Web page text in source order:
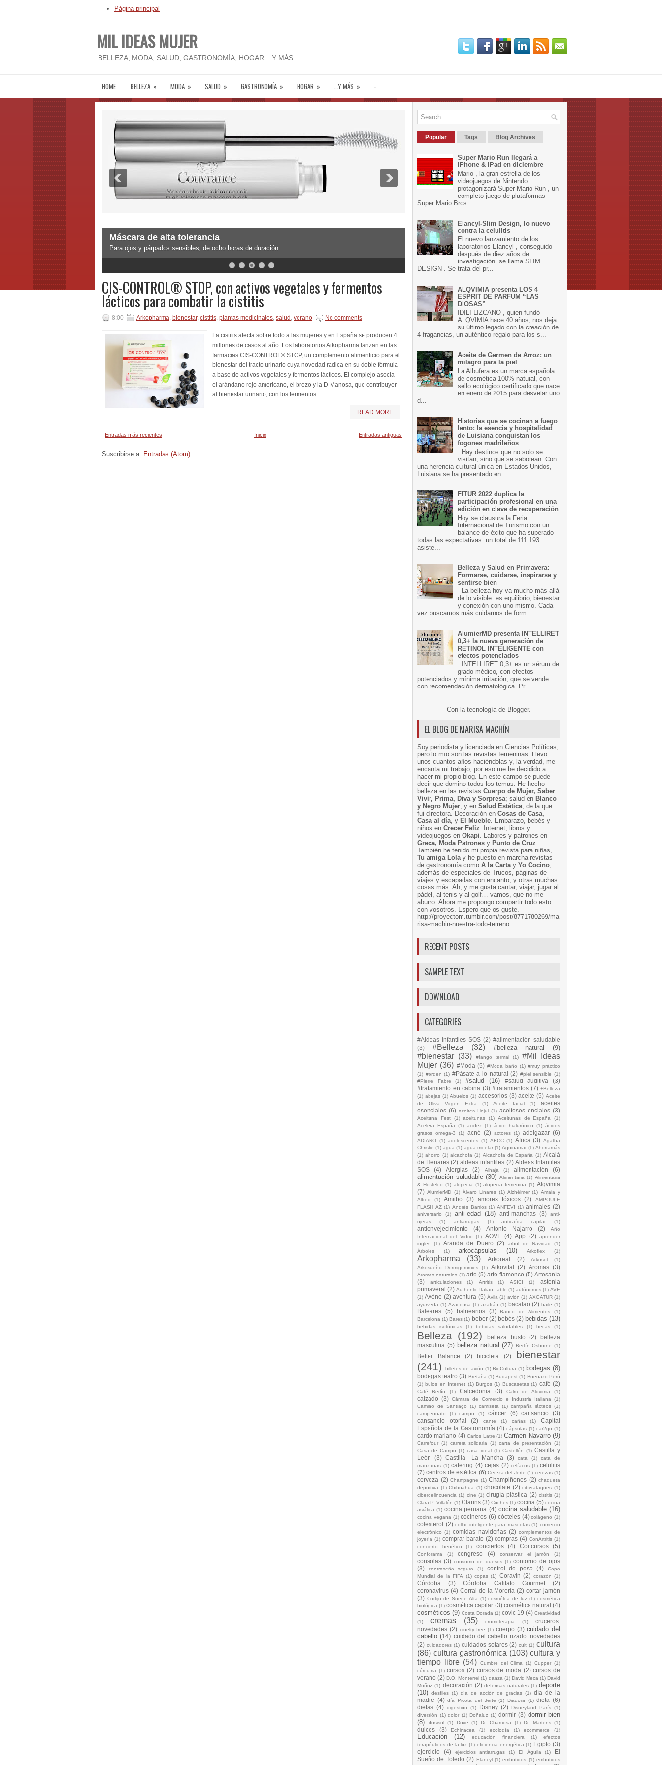
Página principal
MIL IDEAS MUJER
BELLEZA, MODA, SALUD, GASTRONOMÍA, HOGAR... Y MÁS
HOME BELLEZA » MODA » SALUD » GASTRONOMÍA » HOGAR » ...Y MÁS » -
Máscara de alta tolerancia
Para ojos y párpados sensibles, de ocho horas de duración
3 4 5
CIS-CONTROL® STOP, con activos vegetales y fermentos
lácticos para combatir la cistitis
8:00 Arkopharma, bienestar, cistitis, plantas medicinales, salud , verano No comments
La cistitis afecta sobre todo a las mujeres y en España se producen 4
millones de casos al año. Los laboratorios Arkopharma lanzan en las
farmacias CIS-CONTROL® STOP, un complemento alimenticio para el
bienestar del tracto urinario cuya novedad radica en su doble fórmula
a base de activos vegetales y fermentos lácticos. El complejo asocia
el arándano rojo americano, el brezo y la D-Manosa, que contribuyen
al bienestar urinario, con los fermentos...
READ MORE
Entradas más recientes Entradas antiguas
Inicio
Suscribirse a: Entradas (Atom)
Popular Tags Blog Archives
Super Mario Run llegará a
iPhone & iPad en diciembre
Mario , la gran estrella de los
videojuegos de Nintendo
protagonizará Super Mario Run , un
completo juego de plataformas
Super Mario Bros. ...
Elancyl-Slim Design, lo nuevo
contra la celulitis
El nuevo lanzamiento de los
laboratorios Elancyl , conseguido
después de diez años de
investigación, se llama SLIM
DESIGN . Se trata del pr...
ALQVIMIA presenta LOS 4
ESPRIT DE PARFUM “LAS
DIOSAS”
IDILI LIZCANO , quien fundó
ALQVIMIA hace 40 años, nos deja
su último legado con la creación de
4 fragancias, un auténtico regalo para los s...
Aceite de Germen de Arroz: un
milagro para la piel
La Albufera es un marca española
de cosmética 100% natural, con
sello ecológico certificado que nace
en enero de 2015 para desvelar uno
d...
Historias que se cocinan a fuego
lento: la esencia y hospitalidad
de Luisiana conquistan los
fogones madrileños
Hay destinos que no solo se
visitan, sino que se saborean. Con
una herencia cultural única en Estados Unidos,
Luisiana se ha presentado en...
FITUR 2022 duplica la
participación profesional en una
edición en clave de recuperación
Hoy se clausura la Feria
Internacional de Turismo con un
balance de éxito que ha superado
todas las expectativas: un total de 111.193
asiste...
Belleza y Salud en Primavera:
Formarse, cuidarse, inspirarse y
sentirse bien
La belleza hoy va mucho más allá
de lo visible: es equilibrio, bienestar
y conexión con uno mismo. Cada
vez buscamos más cuidarnos de form...
AlumierMD presenta INTELLIRET
0,3+ la nueva generación de
RETINOL INTELIGENTE con
efectos potenciados
INTELLIRET 0,3+ es un sérum de
grado médico, con efectos
potenciados y mínima irritación, que se vende
con recomendación dermatológica. Pr...
Con la tecnología de Blogger.
EL BLOG DE MARISA MACHÍN
Soy periodista y licenciada en Ciencias Políticas,
pero lo mío son las revistas femeninas. Llevo
unos cuantos años haciéndolas y, la verdad, me
encanta mi trabajo, por eso me he decidido a
hacer mi propio blog. En este campo se puede
decir que domino todos los temas. He hecho
belleza en las revistas Cuerpo de Mujer, Saber
Vivir, Prima, Diva y Sorpresa; salud en Blanco
y Negro Mujer, y en Salud Estética, de la que
fui directora. Decoración en Cosas de Casa,
Casa al día, y El Mueble. Embarazo, bebés y
niños en Crecer Feliz. Internet, libros y
videojuegos en Okapi. Labores y patrones en
Greca, Moda Patrones y Punto de Cruz.
También he tenido mi propia revista para niñas,
Tu amiga Lolay he puesto en marcha revistas
de gastronomía como A la Cartay Yo Cocino,
además de especiales de Trucos, páginas de
viajes y escapadas con encanto, y otras muchas
cosas más. Ah, y me gusta cantar, viajar, jugar al
pádel, al tenis y al golf… vamos, que no me
aburro. Ahora me propongo compartir todo esto
con vosotros. Espero que os guste.
http://proyectom.tumblr.com/post/8771780269/ma
risa-machin-nuestra-todo-terreno
RECENT POSTS
SAMPLE TEXT
DOWNLOAD
CATEGORIES
#Aldeas Infantiles SOS (2) #alimentación saludable
(3)
#Belleza (32) #belleza natural (9)
#bienestar (33) #fango termal (1)
#Mil Ideas
Mujer (36) #Moda (5) #Moda baño (1) #muy práctico
(1) #orden (1) #Pásate a lo natural (2) #piel sensible (1)
#Pierre Fabre
(1) #salud (16) #salud auditiva
(3)
#tratamiento en cabina (3) #tratamientos (7) +Belleza
(1) abejas (1) Abuelos (1) accesorios (3) aceite (5) Aceite
de Oliva Virgen Extra
(1) Aceite facial (1)
aceites
esenciales (6) aceites Hejul (1) aceiteses enciales (3)
Aceituna Fest (1) aceitunas (1) Aceitunas de España
(1)
Acelera España (1) acidez (1) ácido hialurónico (1) ácidos
grasos omega-3
(1) acné (2) actores (1) adelgazar (6)
ADIANO (1) adolescentes (1) AECC (1) África (3) Agatha
Christie (1) agua (1) agua micelar (1) Aguinamar (1) Ahorramás
(1) ahorro (1) alcachofa (1) Alcachofa de España (1) Alcalá
de Henares (2) aldeas infantiles (2) Aldeas Infantiles
SOS
(4) Alergias (2) Alhaja (1) alimentación (6)
alimentación saludable (30) Alimentaria (1) Alimentaria
& Hostelco (1) alopecia (1) alopecia femenina (1) Alqvimia
(7) AlumierMD (1) Álvaro Linares (1) Alzhéimer (1) Amaia y
Alfred
(1) Amiibo (3) amores tóxicos (2)
AMPOULE
FLASH AZ (1) Andrés Barrios (1) ANFEVI (1) animales (2)
aniversario (1) anti-edad (18) anti-manchas (3)
anti-
ojeras
(1) antiarrugas (1) anticaída capilar (1)
antienvejecimiento (4) Antonio Najarro (2)
Año
Internacional del Vidrio
(1) AOVE (4) App (2) aprender
inglés
(1) Aranda de Duero (2) árbol de Navidad
(1)
Árboles
(1) arkocápsulas (10) Arkoflex (1)
Arkopharma (33) Arkoreal (2) Arkosol
(1)
Arkosueño Dormigummies
(1) Arkovital (2) Aromas (3)
Aromas naturales (1) arte (5) arte flamenco (5) Artesanía
(3)
articulaciones (1) Artritis (1) ASICI (1)
astenia
primaveral (2) Authentic Italian Table (1) autónomos (1) AVE
(1) Avène (2) aventura (5) Ávila (1) avión (1) AXGATUR (1)
ayurveda (1) Azaconsa (1) azafrán (1) bacalao (2) baile (1)
Baleares (5) balnearios (3) Banco de Alimentos
(1)
Barcelona (1) Bares (1) beber (2) bebés (2) bebidas (13)
bebidas isotónicas (1) bebidas saludables (1) becas (1)
Belleza (192) belleza busto (2)
belleza
masculina (5) belleza natural (27) Bertín Osborne (1)
Better Balance (2) bicicleta (2)
bienestar
(241)
billetes de avión (1) BioCultura (1) bodegas (8)
bodegas.teatro (3) Bretaña (1) Budapest (1) Buenazo Perú
(1) bulos en Internet (1) Burgos (1) Buscasetas (1) café (2)
Café Berlín (1) Calcedonia (3) Calm de Alqvimia (1)
calzado (3) Cámara de Comercio e Industria Italiana (1)
Camino de Santiago
(1) camiseta (1) campaña lácteos (1)
campeonato
(1) campo (1) cáncer (6) cansancio
(3)
cansancio otoñal
(2) cante (1) cañas (1)
Capital
Española de la Gastronomía (4) cápsulas (1) car2go (1)
cardo mariano (4) Carlos Latre (1) Carmen Navarro (9)
Carrefour (1) carrera solidaria (1) carta de presentación
(1)
Casa de Campo (1) casa ideal (1) Castellón (1) Castilla y
León
(3) Castilla- La Mancha (3) cata (1)
cata de
manzanas (1) catering (4) cejas (2) celíacos (1) celulitis
(7) centros de estética (6) Cereza del Jerte (1) cerezas (1)
cerveza (2) Champagne (1) Champiñones (2) chaqueta
deportiva (1) Chihuahua (1) chocolate (2) ciberataques (1)
ciberdelincuencia (1) cine (1) cirugía plástica (2) cistitis (1)
Clara P. Villalón (1) Clarins (3) Coches (1) cocina (5) cocina
asiática (1) cocina peruana (4) cocina saludable (16)
cocina vegana (1) cocineros (6) cócteles (4) colágeno (1)
colesterol (2) collar inteligente para mascotas (1) comercio
electrónico (1) comidas navideñas (2) complementos de
joyería (1) comprar barato (2) compras (4) ConArtritis (1)
concierto benéfico
(1) conciertos (4) Concursos (5)
Conforama (1) congreso (4) conservar el jamón (1)
consolas (3) consumo de quesos (1) contorno de ojos
(3)
contraseña segura (1) control de peso (4)
Copa
Mundial de la FIFA (1) copas (1) Coravin (2) corazón (1)
Córdoba (3) Córdoba Califato Gourmet
(2)
coronavirus (4) Corral de la Morería (2) cortar jamón
(3) Cortijo de Suerte Alta (1) cosmétca de luz (1) cosmética
biológica (1) cosmética capilar (3) cosmética natural (4)
cosméticos (9) Costa Dorada (1) covic 19 (4) Creatividad
(1)
cremas (35) cromoterapia (1)
cruceros.
novedades (2) cruelty free (1) cuerpo (3) cuidado del
cabello (14) cuidado del cabello rizado. novedades
(2) cuidadores (1) cuidados solares (2) cult (1) cultura
(86) cultura gastronómica (103) cultura y
tiempo libre (54) Cumbre del Clima (1) Cupper (1)
cúrcuma (1) cursos (2) cursos de moda (2) cursos de
verano (2) D.O. Monterrei (1) danza (1) David Meca (1) David
Muñoz (1) decoración (2) defensas naturales (1) deporte
(10)
desfiles (1) día de acción de gracias (1) día de la
madre (4) día Picota del Jerte (1) Diadora (1) dieta (6)
dietas (4) digestión (1) Disney (2) Disneyland París (1)
diversión (1) dolor (1) Doñaluz (1) dormir (3) dormir bien
(8)
dosisol (1) Dove (1) Dr. Chamosa (1) Dr. Martens (1)
dulces (3) Echinacea (1) ecología (1) ecommerce (1)
Educación (12) educación financiera (1)
efectos
terapéuticos de la luz (1) eficiencia energética (1) Egipto (3)
ejercicio
(4) ejercicios antiarrugas (1) El Águila (1)
El
Sueño de Toledo (2) Elancyl (1) embutidos (1) embutidos